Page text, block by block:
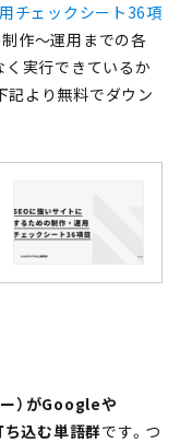
チェックシート36項
制作〜運用までの各
く実行できているか
記より無料でダウン
）がGoogleや
込む単語群です。つ